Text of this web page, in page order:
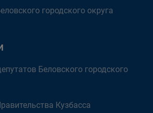
городского округа
Беловского городского
Кузбасса